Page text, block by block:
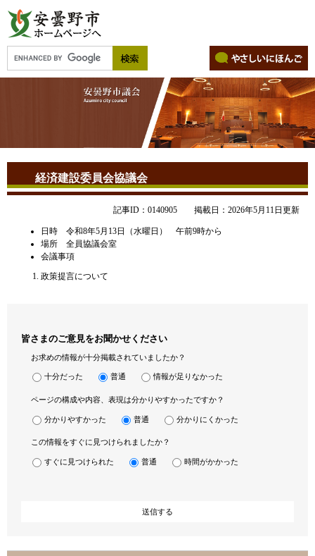
経済建設委員会協議会
記事ID：0140905 掲載日：2026年5月11日更新
日時 令和8年5月13日（水曜日） 午前9時から
場所 全員協議会室
会議事項
政策提言について
皆さまのご意見をお聞かせください
お求めの情報が十分掲載されていましたか？
十分だった 普通 情報が足りなかった
ページの構成や内容、表現は分かりやすかったですか？
分かりやすかった 普通 分かりにくかった
この情報をすぐに見つけられましたか？
すぐに見つけられた 普通 時間がかかった